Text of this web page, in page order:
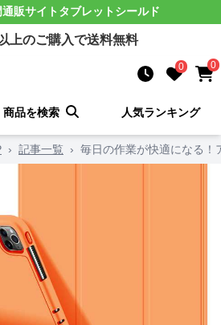
販サイト タブレットシールド
上のご購入で送料無料
0 0
商品を検索 人気ランキング
› 記事一覧 › 毎日の作業が快適になる！